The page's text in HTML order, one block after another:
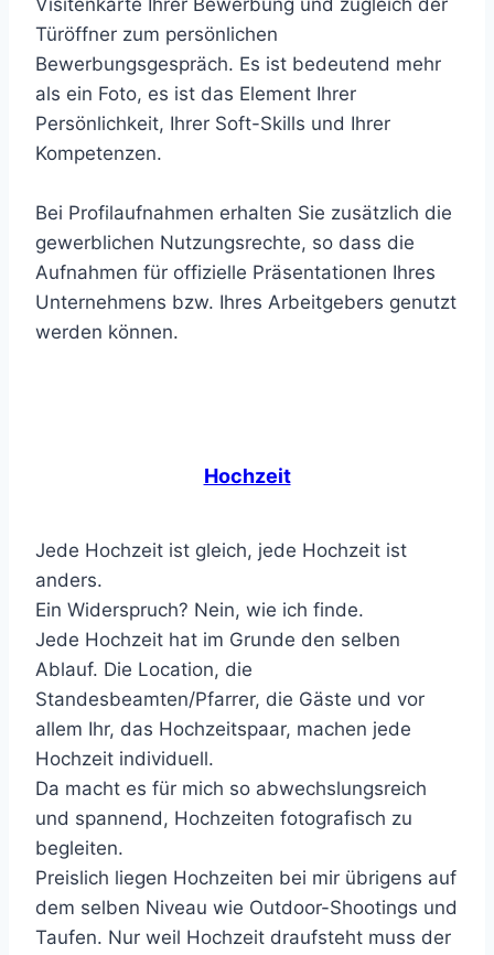
Türöffner zum persönlichen
Bewerbungsgespräch. Es ist bedeutend mehr
als ein Foto, es ist das Element Ihrer
Persönlichkeit, Ihrer Soft-Skills und Ihrer
Kompetenzen.
Bei Profilaufnahmen erhalten Sie zusätzlich die
gewerblichen Nutzungsrechte, so dass die
Aufnahmen für offizielle Präsentationen Ihres
Unternehmens bzw. Ihres Arbeitgebers genutzt
werden können.
Hochzeit
Jede Hochzeit ist gleich, jede Hochzeit ist
anders.
Ein Widerspruch? Nein, wie ich finde.
Jede Hochzeit hat im Grunde den selben
Ablauf. Die Location, die
Standesbeamten/Pfarrer, die Gäste und vor
allem Ihr, das Hochzeitspaar, machen jede
Hochzeit individuell.
Da macht es für mich so abwechslungsreich
und spannend, Hochzeiten fotografisch zu
begleiten.
Preislich liegen Hochzeiten bei mir übrigens auf
dem selben Niveau wie Outdoor-Shootings und
Taufen. Nur weil Hochzeit draufsteht muss der